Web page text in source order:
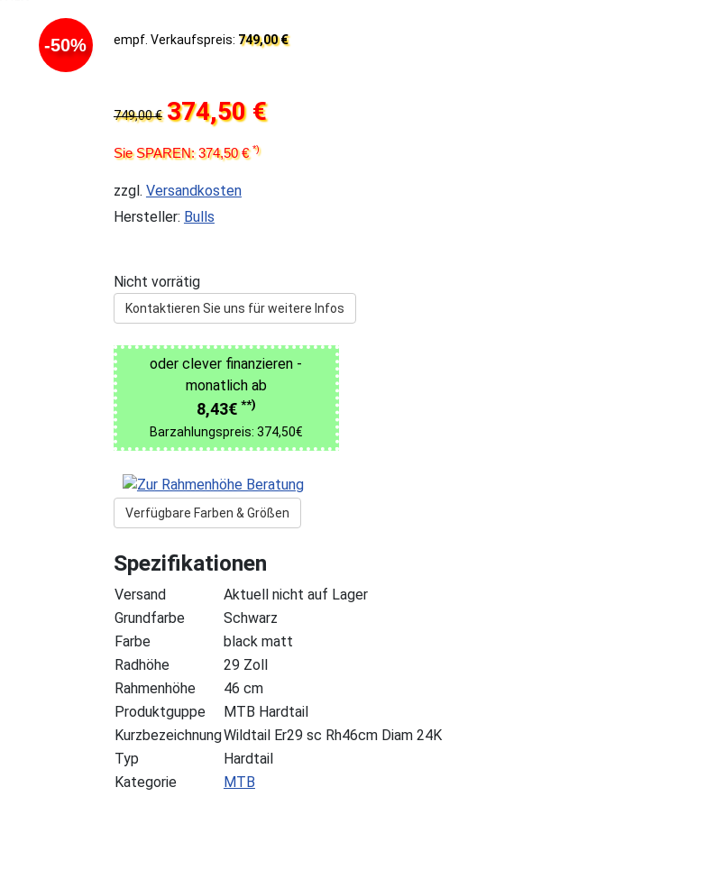
-50% empf. Verkaufspreis: 749,00 €
749,00 € 374,50 €
Sie SPAREN: 374,50 €*)
zzgl. Versandkosten
Hersteller: Bulls
Nicht vorrätig
Kontaktieren Sie uns für weitere Infos
oder clever finanzieren -
monatlich ab
8,43€ **)
Barzahlungspreis: 374,50€
Verfügbare Farben & Größen
Spezifikationen
Versand
Aktuell nicht auf Lager
Grundfarbe
Schwarz
Farbe
black matt
Radhöhe
29 Zoll
Rahmenhöhe
46 cm
Produktguppe
MTB Hardtail
KurzbezeichnungWildtail Er29 sc Rh46cm Diam 24K
Typ
Hardtail
Kategorie
MTB